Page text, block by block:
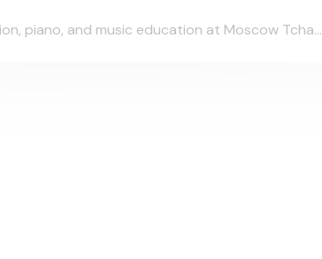
piano, and music education at Moscow Tcha...